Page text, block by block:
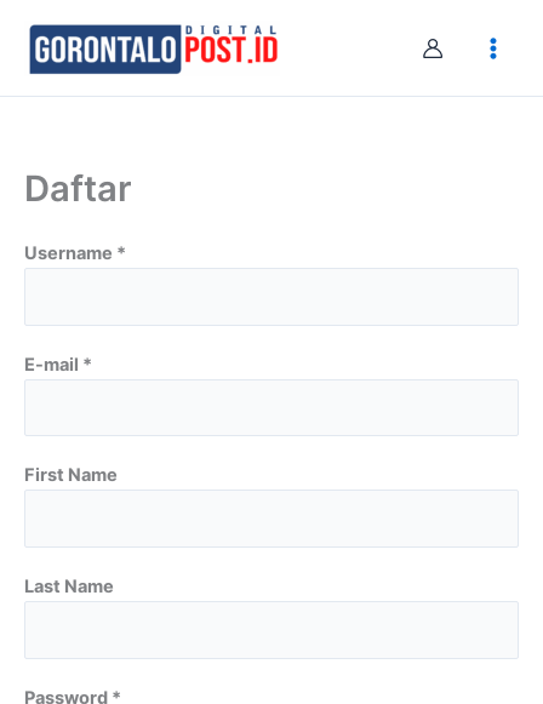
content
Daftar
Username *
E-mail *
First Name
Last Name
Password *